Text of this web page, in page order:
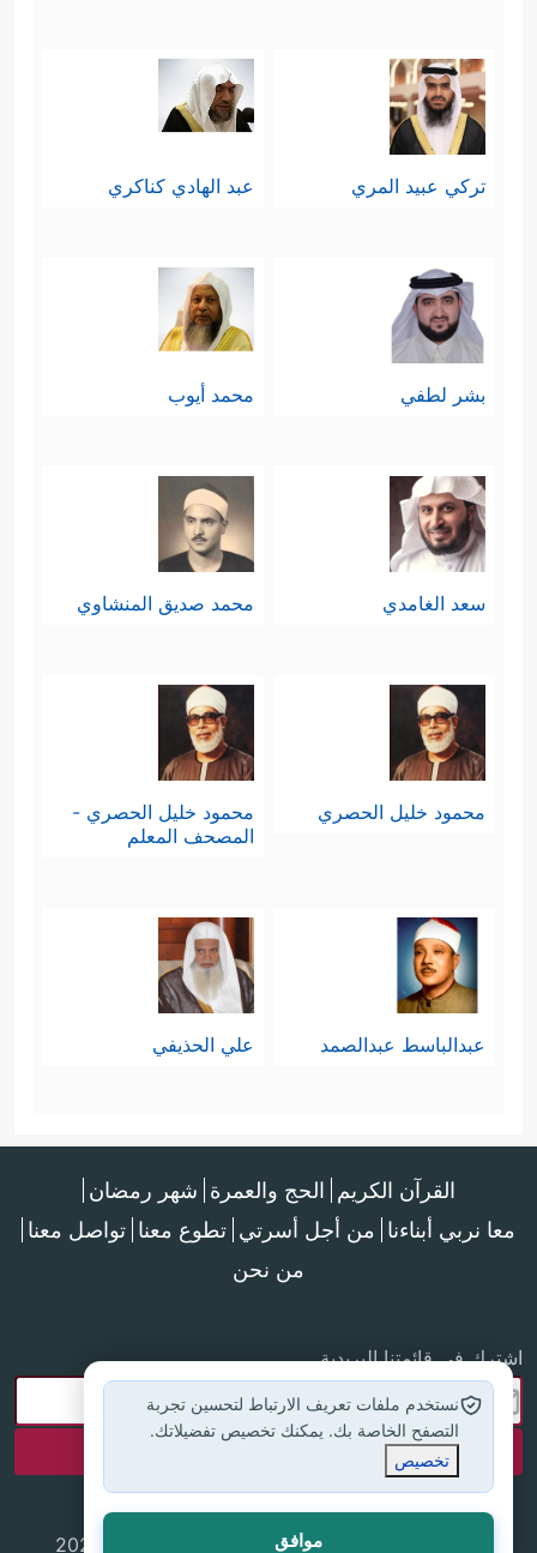
تركي عبيد المري عبد الهادي كناكري
بشر لطفي محمد أيوب
سعد الغامدي محمد صديق المنشاوي
محمود خليل الحصري
محمود خليل الحصري -
المصحف المعلم
عبدالباسط عبدالصمد علي الحذيفي
القرآن الكريم الحج والعمرة شهر رمضان
معا نربي أبناءنا من أجل أسرتي تطوع معنا تواصل معنا
من نحن
اشترك في قائمتنا البريدية
جميع الحقوق محفوظة لموقع إسلام أون لاين © 2025
نستخدم ملفات تعريف الارتباط لتحسين تجربة
التصفح الخاصة بك. يمكنك تخصيص تفضيلاتك.
تخصيص
موافق